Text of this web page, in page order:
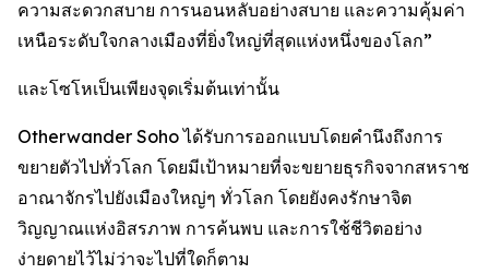
ความสะดวกสบาย การนอนหลับอย่างสบาย และความคุ้มค่า
เหนือระดับใจกลางเมืองที่ยิ่งใหญ่ที่สุดแห่งหนึ่งของโลก”
และโซโหเป็นเพียงจุดเริ่มต้นเท่านั้น
Otherwander Soho ได้รับการออกแบบโดยคำนึงถึงการ
ขยายตัวไปทั่วโลก โดยมีเป้าหมายที่จะขยายธุรกิจจากสหราช
อาณาจักรไปยังเมืองใหญ่ๆ ทั่วโลก โดยยังคงรักษาจิต
วิญญาณแห่งอิสรภาพ การค้นพบ และการใช้ชีวิตอย่าง
ง่ายดายไว้ไม่ว่าจะไปที่ใดก็ตาม